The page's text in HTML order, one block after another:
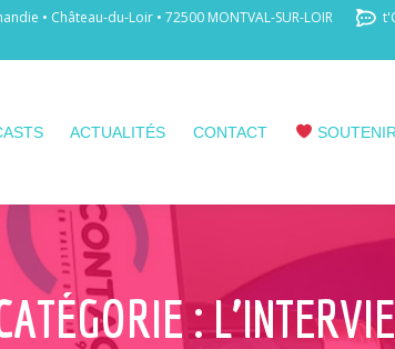
• Château-du-Loir • 72500 MONTVAL-SUR-LOIR
ACTUALITÉS CONTACT
: